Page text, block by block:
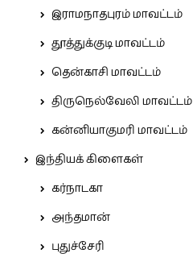
இராமநாதபுரம் மாவட்டம்
தூத்துக்குடி மாவட்டம்
தென்காசி மாவட்டம்
திருநெல்வேலி மாவட்டம்
கன்னியாகுமரி மாவட்டம்
இந்தியக் கிளைகள்
கர்நாடகா
அந்தமான்
புதுச்சேரி